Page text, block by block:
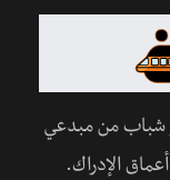
شباب من مبدعي
الإدراك.